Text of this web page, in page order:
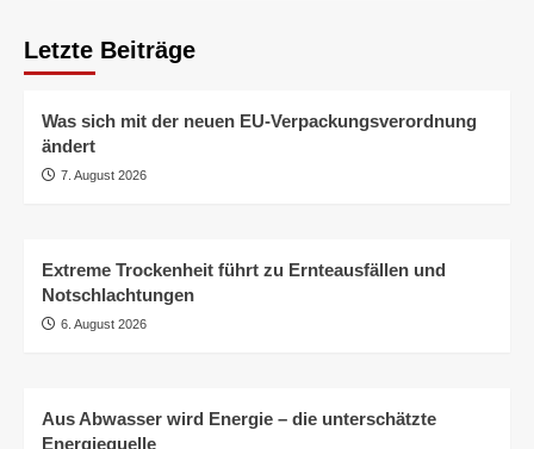
Letzte Beiträge
Was sich mit der neuen EU-Verpackungsverordnung
ändert
7. August 2026
Extreme Trockenheit führt zu Ernteausfällen und
Notschlachtungen
6. August 2026
Aus Abwasser wird Energie – die unterschätzte
Energiequelle